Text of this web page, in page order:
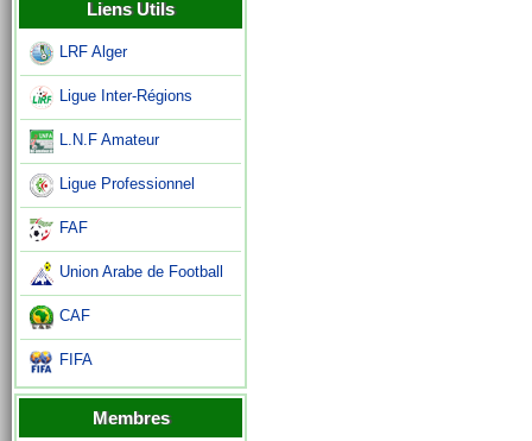
Liens Utils
LRF Alger
Ligue Inter-Régions
L.N.F Amateur
Ligue Professionnel
FAF
Union Arabe de Football
CAF
FIFA
Membres